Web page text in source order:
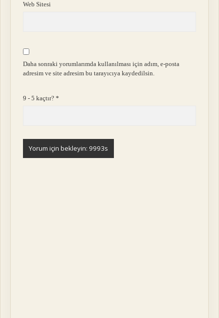
Web Sitesi
Daha sonraki yorumlarımda kullanılması için adım, e-posta
adresim ve site adresim bu tarayıcıya kaydedilsin.
9 - 5 kaçtır?*